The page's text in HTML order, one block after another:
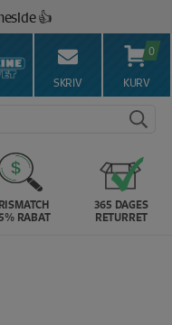
👍
44 45 15 ☎️
priser 💰
SKRIV
0
KURV
RABAT
365 DAGES
RETURRET